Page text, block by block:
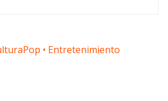
• Entretenimiento